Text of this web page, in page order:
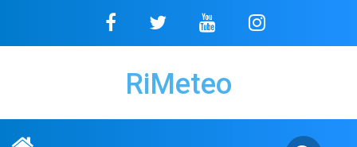
content
RiMeteo